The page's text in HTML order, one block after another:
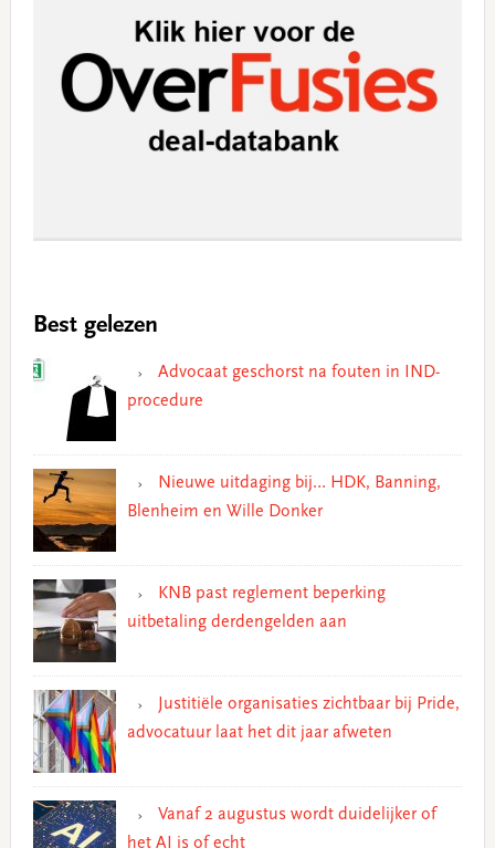
Best gelezen
Advocaat geschorst na fouten in IND-
procedure
Nieuwe uitdaging bij… HDK, Banning,
Blenheim en Wille Donker
KNB past reglement beperking
uitbetaling derdengelden aan
Justitiële organisaties zichtbaar bij Pride,
advocatuur laat het dit jaar afweten
Vanaf 2 augustus wordt duidelijker of
het AI is of echt